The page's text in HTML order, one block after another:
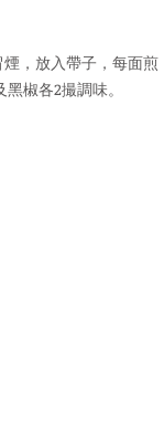
，放入帶子，每面煎
椒各2撮調味。